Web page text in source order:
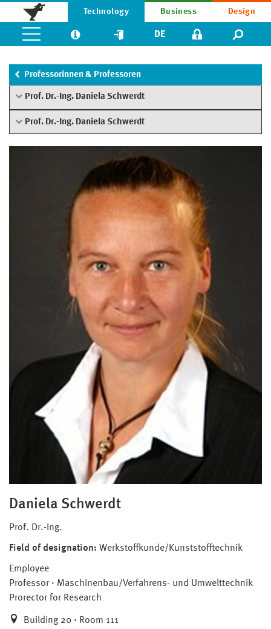
Technology Business Design
DE
Professorinnen & Professoren
Prof. Dr.-Ing. Daniela Schwerdt
Prof. Dr.-Ing. Daniela Schwerdt
Daniela Schwerdt
Prof. Dr.-Ing.
Field of designation: Werkstoffkunde/Kunststofftechnik
Employee
Professor
Maschinenbau/Verfahrens- und Umwelttechnik
Prorector for Research
Building 20 · Room 111